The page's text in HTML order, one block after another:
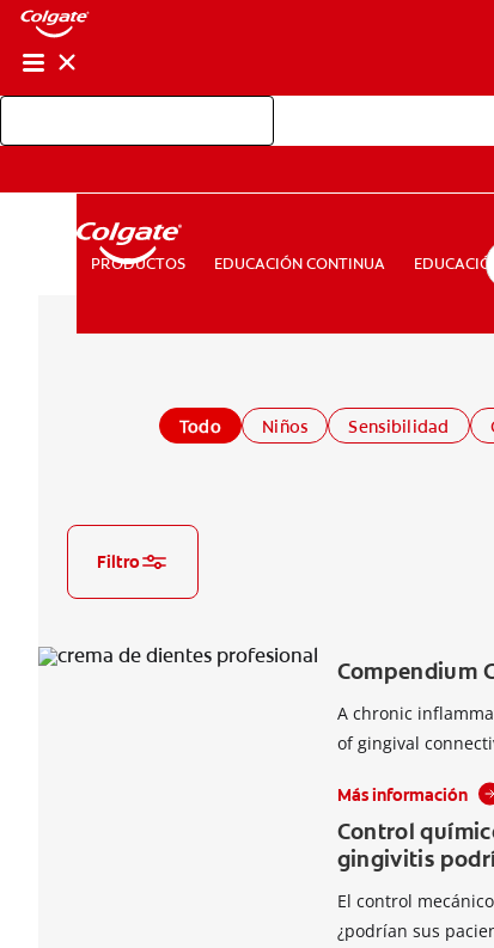
PRODUCTOS EDUCACIÓN CONTINUA
PRODUCTOS EDUCACIÓN CONTINUA
Todo Niños Sensibilidad
Filtro
Compendium
A chronic
of gingival
Más información
Control
gingivitis
El control
¿podrían sus